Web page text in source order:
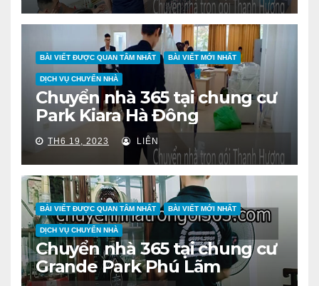
BÀI VIẾT ĐƯỢC QUAN TÂM NHẤT BÀI VIẾT MỚI NHẤT
DỊCH VỤ CHUYỂN NHÀ
Chuyển nhà 365 tại chung cư
Park Kiara Hà Đông
TH6 19, 2023 LIÊN
BÀI VIẾT ĐƯỢC QUAN TÂM NHẤT BÀI VIẾT MỚI NHẤT
DỊCH VỤ CHUYỂN NHÀ
Chuyển nhà 365 tại chung cư
Grande Park Phú Lãm